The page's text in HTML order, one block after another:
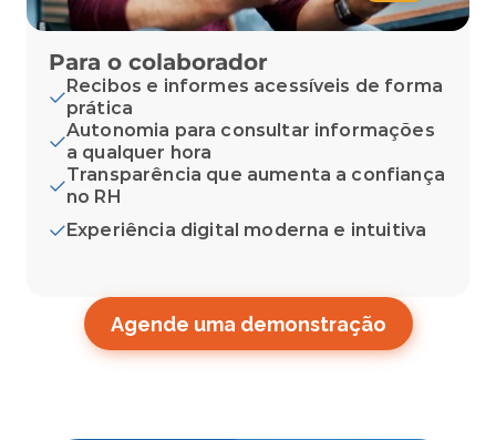
Para o colaborador
Recibos e informes acessíveis de forma
prática
Autonomia para consultar informações
a qualquer hora
Transparência que aumenta a confiança
no RH
Experiência digital moderna e intuitiva
Agende uma demonstração